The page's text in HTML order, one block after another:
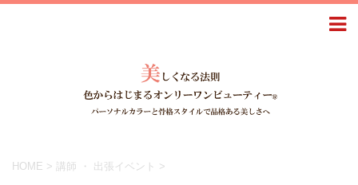
HOME > 講師 ・ 出張イベント >